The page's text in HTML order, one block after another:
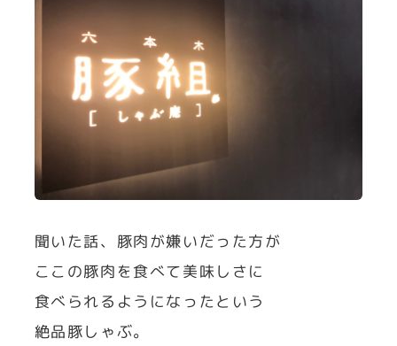
聞いた話、豚肉が嫌いだった方が
ここの豚肉を食べて美味しさに
食べられるようになったという
絶品豚しゃぶ。